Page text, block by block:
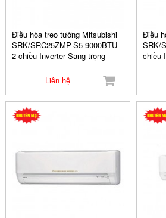
Điều hòa treo tường Mitsubishi
SRK/SRC25ZMP-S5 9000BTU
2 chiều Inverter Sang trọng
Liên hệ
Điều
SRK/
chiều